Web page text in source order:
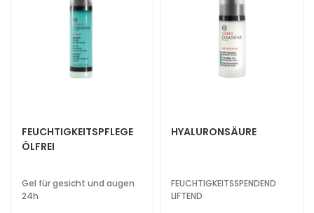
z
i
l
b
FEUCHTIGKEITSPFLEGE
ÖLFREI
Gel für gesicht und augen
24h
HYALURONSÄURE
FEUCHTIGKEITSSPENDEND
LIFTEND